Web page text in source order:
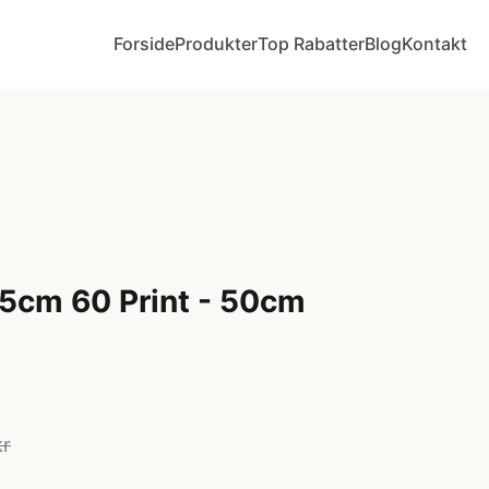
ForsideProdukterTop RabatterBlogKontakt
60 Print - 50cm